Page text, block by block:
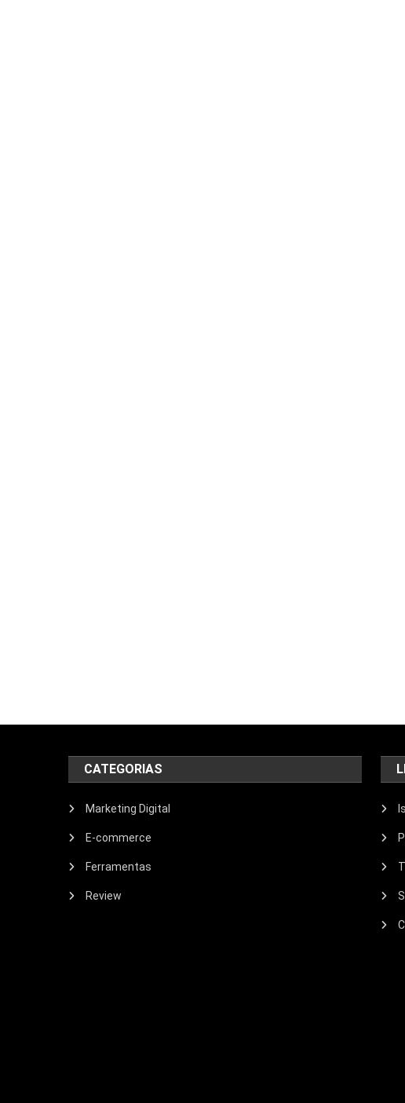
CATEGORIAS
Marketing Digital
E-commerce
Ferramentas
Review